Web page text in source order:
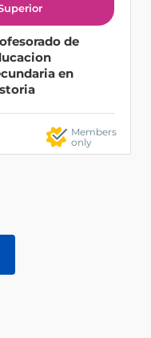
de
en
Members
only